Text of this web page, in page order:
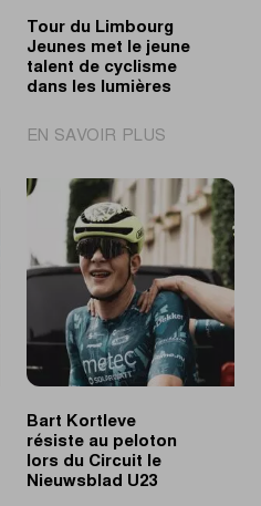
Tour du Limbourg
Jeunes met le jeune
talent de cyclisme
dans les lumières
EN SAVOIR PLUS
du
Limbourg
Jeunes
le
jeune
talent
de
cyclisme
lumières
Bart Kortleve
résiste au peloton
lors du Circuit le
Nieuwsblad U23